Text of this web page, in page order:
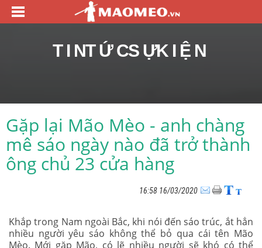
TIN TỨC SỰ KIỆN
Gặp lại Mão Mèo - anh chàng
mê sáo ngày nào đã trở thành
ông chủ 23 cửa hàng
16:58 16/03/2020
Khắp trong Nam ngoài Bắc, khi nói đến sáo trúc, ắt hẳn
nhiều người yêu sáo không thể bỏ qua cái tên Mão
Mèo. Mới gặp Mão, có lẽ nhiều người sẽ khó có thể